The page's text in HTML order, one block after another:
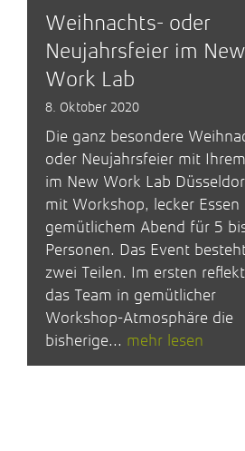
Weihnachts- oder
Neujahrsfeier im New
Work Lab
8. Oktober 2020
Die ganz besondere
oder Neujahrsfeier mit
im New Work Lab
mit Workshop, lecker Essen
gemütlichem Abend für 5
Personen. Das Event
zwei Teilen. Im ersten
das Team in gemütlicher
Workshop-Atmosphäre die
bisherige... mehr lesen